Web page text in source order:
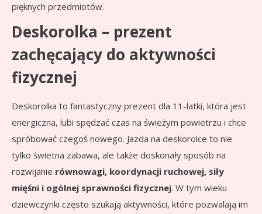
pięknych przedmiotów.
Deskorolka – prezent
zachęcający do aktywności
fizycznej
Deskorolka to fantastyczny prezent dla 11-latki, która jest
energiczna, lubi spędzać czas na świeżym powietrzu i chce
spróbować czegoś nowego. Jazda na deskorolce to nie
tylko świetna zabawa, ale także doskonały sposób na
rozwijanie równowagi, koordynacji ruchowej, siły
mięśni i ogólnej sprawności fizycznej. W tym wieku
dziewczynki często szukają aktywności, które pozwalają im